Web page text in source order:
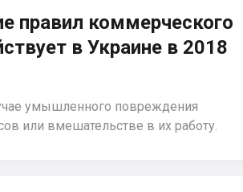
правил коммерческого
в Украине в 2018
умышленного повреждения
или вмешательстве в их работу.